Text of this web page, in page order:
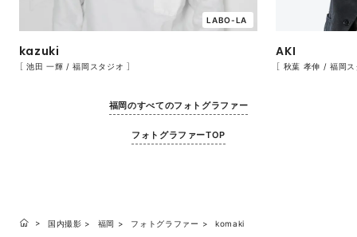
kazuki
［ 池田 一輝 / 福岡スタジオ ］
LABO-LA
AKI
［ 秋葉 孝伸 / 福岡ス
福岡のすべてのフォトグラファー
フォトグラファーTOP
国内撮影 福岡 フォトグラファー komaki